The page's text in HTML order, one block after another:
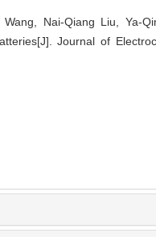
Nai-Qiang Liu, Ya-
Journal of